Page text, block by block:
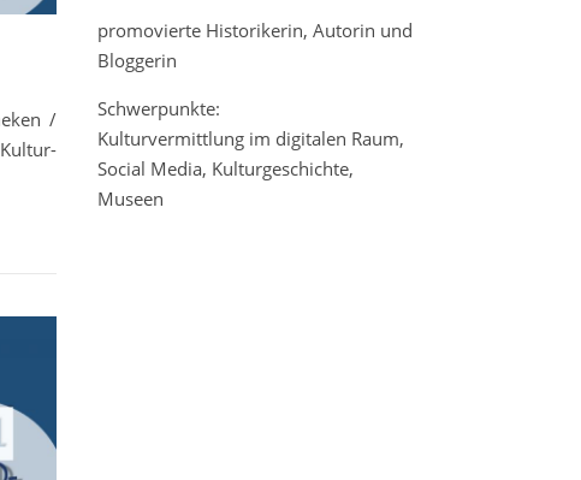
/
promovierte Historikerin, Autorin und
Bloggerin
Schwerpunkte:
Kulturvermittlung im digitalen Raum,
Social Media, Kulturgeschichte,
Museen